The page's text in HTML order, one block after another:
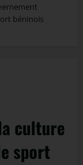
béninois
culture
sport